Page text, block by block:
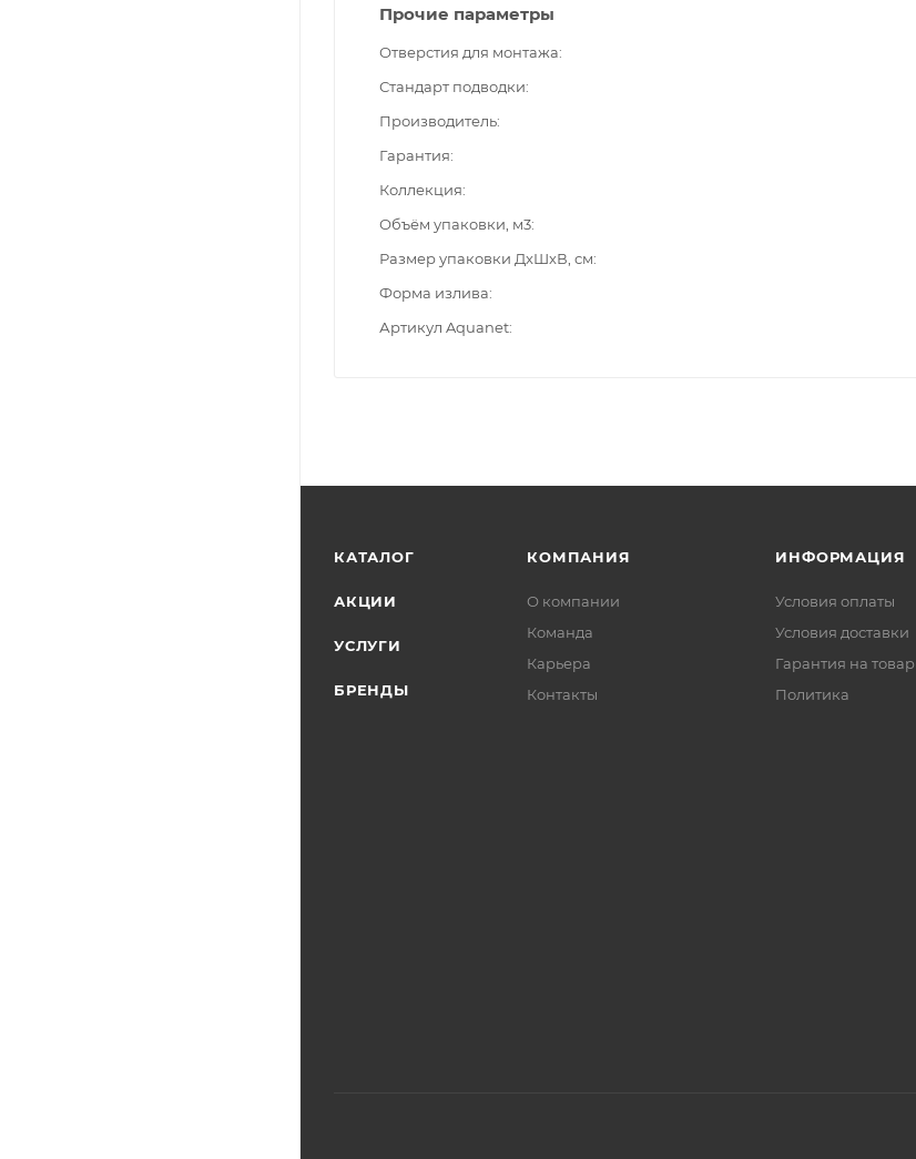
Прочие параметры
Отверстия для монтажа
Стандарт подводки
Производитель
Гарантия
Коллекция
Объём упаковки, м3
Размер упаковки ДxШxВ, см
Форма излива
Артикул Aquanet
КАТАЛОГ
АКЦИИ
УСЛУГИ
БРЕНДЫ
КОМПАНИЯ
О компании
Команда
Карьера
Контакты
ИНФОРМАЦИЯ
Условия оплаты
Условия доставки
Гарантия на товар
Политика